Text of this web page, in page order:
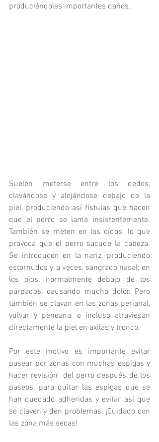
produciéndoles importantes daños.
Suelen meterse entre los dedos,
clavándose y alojándose debajo de la
piel, produciendo así fístulas que hacen
que el perro se lama insistentemente.
También se meten en los oídos, lo que
provoca que el perro sacude la cabeza.
Se introducen en la nariz, produciendo
estornudos y, a veces, sangrado nasal; en
los ojos, normalmente debajo de los
párpados, causando mucho dolor. Pero
también se clavan en las zonas perianal,
vulvar y peneana, e incluso atraviesan
directamente la piel en axilas y tronco.
Por este motivo es importante evitar
pasear por zonas con muchas espigas y
hacer revisión  del perro después de los
paseos, para quitar las espigas que se
han quedado adheridas y evitar así que
se claven y den problemas. ¡Cuidado con
las zona más secas!